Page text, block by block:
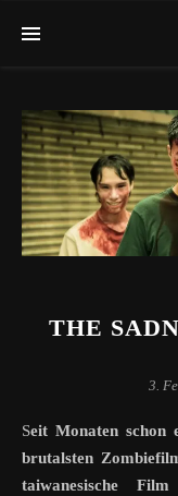
THE
3.
Seit Monaten schon eilt The Sadness sein Ruf als einer der
brutalsten
taiwanesische